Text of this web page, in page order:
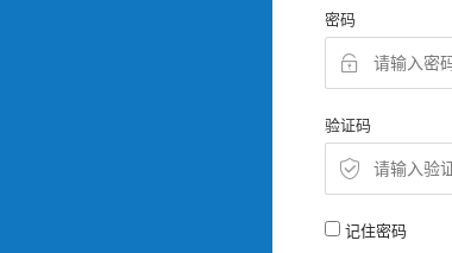
密码
验证码
记住密码